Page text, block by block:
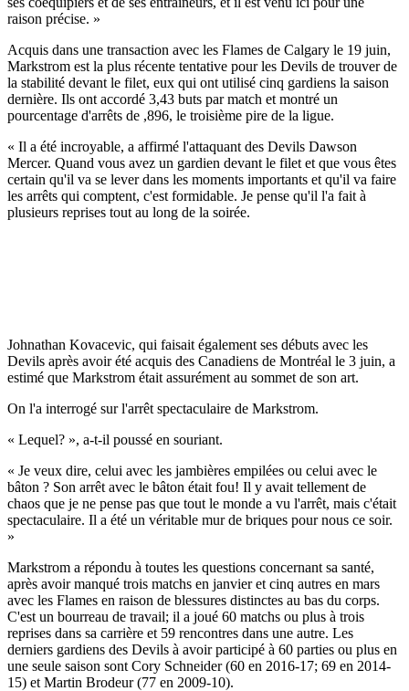
raison précise. »
Acquis dans une transaction avec les Flames de Calgary le 19 juin,
Markstrom est la plus récente tentative pour les Devils de trouver de
la stabilité devant le filet, eux qui ont utilisé cinq gardiens la saison
dernière. Ils ont accordé 3,43 buts par match et montré un
pourcentage d'arrêts de ,896, le troisième pire de la ligue.
« Il a été incroyable, a affirmé l'attaquant des Devils Dawson
Mercer. Quand vous avez un gardien devant le filet et que vous êtes
certain qu'il va se lever dans les moments importants et qu'il va faire
les arrêts qui comptent, c'est formidable. Je pense qu'il l'a fait à
plusieurs reprises tout au long de la soirée.
Johnathan Kovacevic, qui faisait également ses débuts avec les
Devils après avoir été acquis des Canadiens de Montréal le 3 juin, a
estimé que Markstrom était assurément au sommet de son art.
On l'a interrogé sur l'arrêt spectaculaire de Markstrom.
« Lequel? », a-t-il poussé en souriant.
« Je veux dire, celui avec les jambières empilées ou celui avec le
bâton ? Son arrêt avec le bâton était fou! Il y avait tellement de
chaos que je ne pense pas que tout le monde a vu l'arrêt, mais c'était
spectaculaire. Il a été un véritable mur de briques pour nous ce soir.
»
Markstrom a répondu à toutes les questions concernant sa santé,
après avoir manqué trois matchs en janvier et cinq autres en mars
avec les Flames en raison de blessures distinctes au bas du corps.
C'est un bourreau de travail; il a joué 60 matchs ou plus à trois
reprises dans sa carrière et 59 rencontres dans une autre. Les
derniers gardiens des Devils à avoir participé à 60 parties ou plus en
une seule saison sont Cory Schneider (60 en 2016-17; 69 en 2014-
15) et Martin Brodeur (77 en 2009-10).